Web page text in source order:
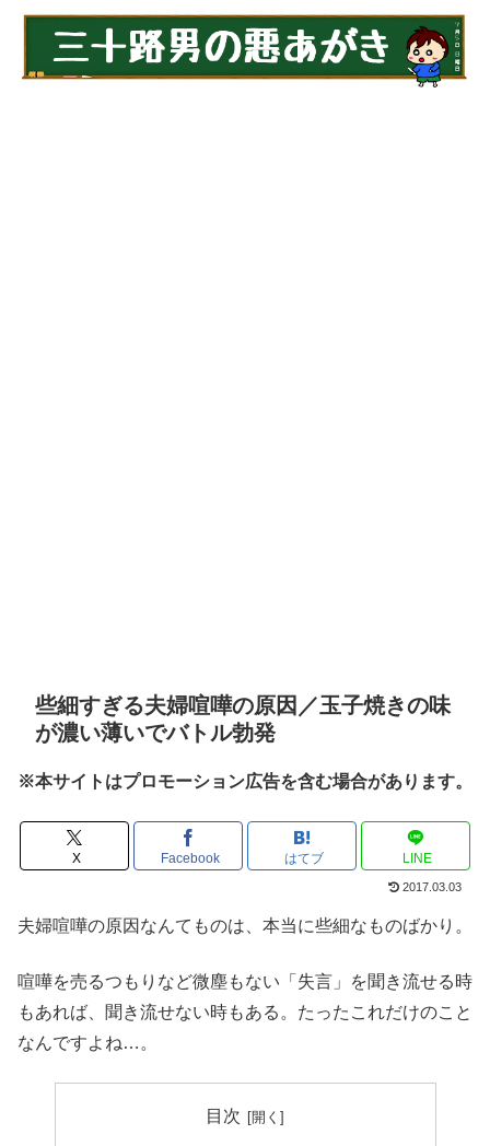
些細すぎる夫婦喧嘩の原因／玉子焼きの味
が濃い薄いでバトル勃発
※本サイトはプロモーション広告を含む場合があります。
X Facebook はてブ LINE
2017.03.03
夫婦喧嘩の原因なんてものは、本当に些細なものばかり。
喧嘩を売るつもりなど微塵もない「失言」を聞き流せる時
もあれば、聞き流せない時もある。たったこれだけのこと
なんですよね…。
目次